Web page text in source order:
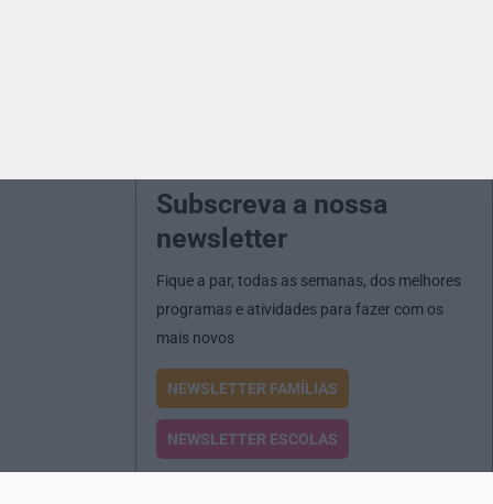
Subscreva a nossa
newsletter
Fique a par, todas as semanas, dos melhores
programas e atividades para fazer com os
mais novos
NEWSLETTER FAMÍLIAS
NEWSLETTER ESCOLAS